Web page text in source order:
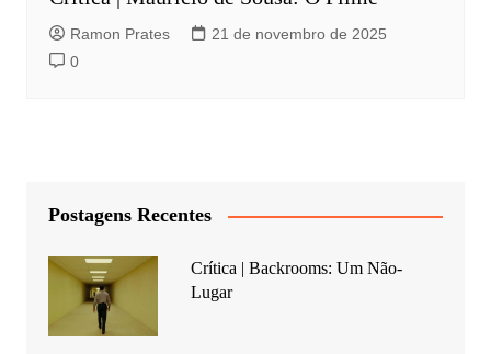
Ramon Prates
21 de novembro de 2025
0
Postagens Recentes
Crítica | Backrooms: Um Não-
Lugar